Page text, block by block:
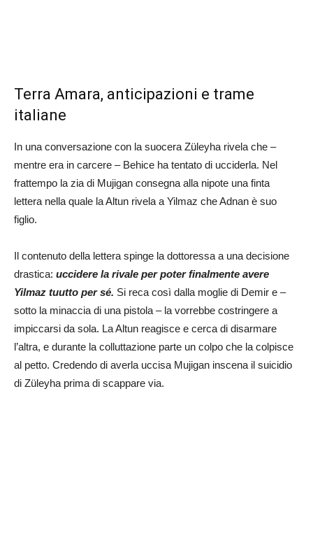
Terra Amara, anticipazioni e trame
italiane
In una conversazione con la suocera Züleyha rivela che –
mentre era in carcere – Behice ha tentato di ucciderla. Nel
frattempo la zia di Mujigan consegna alla nipote una finta
lettera nella quale la Altun rivela a Yilmaz che Adnan è suo
figlio.
Il contenuto della lettera spinge la dottoressa a una decisione
drastica: uccidere la rivale per poter finalmente avere
Yilmaz tuutto per sé. Si reca così dalla moglie di Demir e –
sotto la minaccia di una pistola – la vorrebbe costringere a
impiccarsi da sola. La Altun reagisce e cerca di disarmare
l’altra, e durante la colluttazione parte un colpo che la colpisce
al petto. Credendo di averla uccisa Mujigan inscena il suicidio
di Züleyha prima di scappare via.